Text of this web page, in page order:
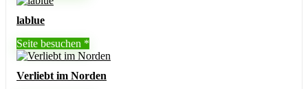
lablue
Seite besuchen
Verliebt im Norden